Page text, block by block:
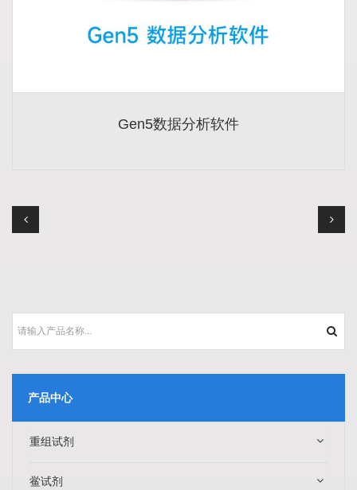
Gen5数据分析软件
产品中心
重组试剂
鲎试剂